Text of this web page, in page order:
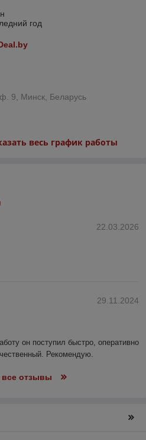
год
9, Минск, Беларусь
весь график работы
22.03.2026
29.11.2024
он поступил быстро, оперативно
Рекомендую.
все отзывы